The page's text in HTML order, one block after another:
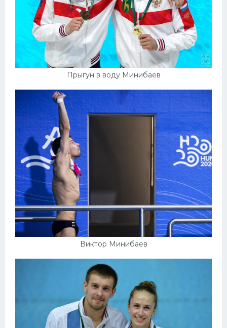
Прыгун в воду Минибаев
Виктор Минибаев